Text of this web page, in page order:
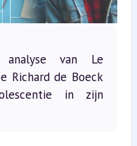
analyse van Le
Richard de Boeck
in zijn